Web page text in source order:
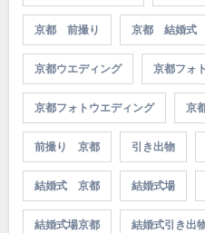
京都 前撮り 京都 結婚式
京都ウエディング 京都フォ
京都フォトウエディング 京
前撮り 京都 引き出物
結婚式 京都 結婚式場
結婚式場京都 結婚式引き出